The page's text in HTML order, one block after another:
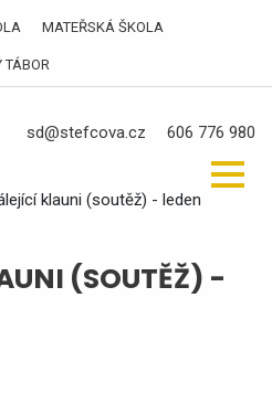
MATEŘSKÁ ŠKOLA
TÁBOR
sd@stefcova.cz 606 776 980
klauni (soutěž) - leden
(SOUTĚŽ) -